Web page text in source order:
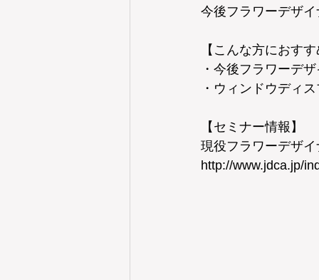
今後フラワーデザ
【こんな方におす
・今後フラワーデ
・ウィンドウディ
【セミナー情報】
現役フラワーデザ
http://www.jdca.jp/